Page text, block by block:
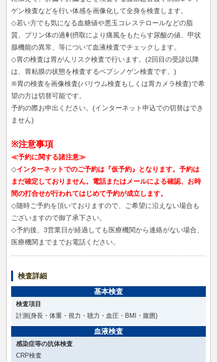
ゲン検査などを行い体感を画像化して全身を検査します。
◇若い方でも気になる血糖値や悪玉コレステロールなどの脂
質、プリン体の過剰摂取により痛風をもたらす尿酸の値、甲状
腺機能の異常、等について血液検査でチェックします。
◇胃の検査は胃がんリスク検査で行います。(2回目の受診以降
は、胃粘膜の状態を検査するペプシノゲン検査です。)
※胃の検査を画像検査(バリウム検査もしくは胃カメラ検査)で希
望の方は切替可能です。
予約の際お申出ください。(インターネット申込での切替はでき
ません)
※注意事項
≪予約に関する諸注意≫
◇インターネットでのご予約は『仮予約』となります。予約は
まだ確定しておりません。電話またはメールによる確認、お時
間の打合せが行われてはじめて予約が成立します。
◇随時ご予約を頂いておりますので、ご希望に沿えない場合も
ございますので御了承下さい。
◇予約後、3営業日が経過しても医療機関から連絡がない場合、
医療機関までまでお電話ください。
検査詳細
基本検査
検査項目
計測(身長・体重・視力・聴力・血圧・BMI・腹囲)
血液検査
感染症等の抗体検査
CRP検査